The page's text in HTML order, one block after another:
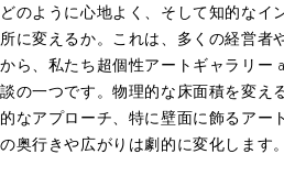
どのように心地よく、そして知的なイ
所に変えるか。これは、多くの経営者
から、私たち超個性アートギャラリー
談の一つです。物理的な床面積を変え
的なアプローチ、特に壁面に飾るアー
の奥行きや広がりは劇的に変化します。